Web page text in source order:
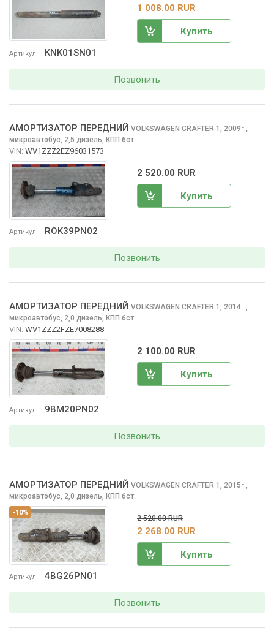
Артикул KNK01SN01
1 008.00 RUR
Купить
Позвонить
Артикул ROK39PN02
АМОРТИЗАТОР ПЕРЕДНИЙ VOLKSWAGEN CRAFTER 1, 2009г.
микроавтобус, 2,5 дизель, КПП 6ст.
VIN: WV1ZZZ2EZ96031573
2 520.00 RUR
Купить
Позвонить
Артикул 9BM20PN02
АМОРТИЗАТОР ПЕРЕДНИЙ VOLKSWAGEN CRAFTER 1, 2014г.
микроавтобус, 2,0 дизель, КПП 6ст.
VIN: WV1ZZZ2FZE7008288
2 100.00 RUR
Купить
Позвонить
-10%
Артикул 4BG26PN01
АМОРТИЗАТОР ПЕРЕДНИЙ VOLKSWAGEN CRAFTER 1, 2015г.,
микроавтобус, 2,0 дизель, КПП 6ст.
2 520.00 RUR
2 268.00 RUR
Купить
Позвонить